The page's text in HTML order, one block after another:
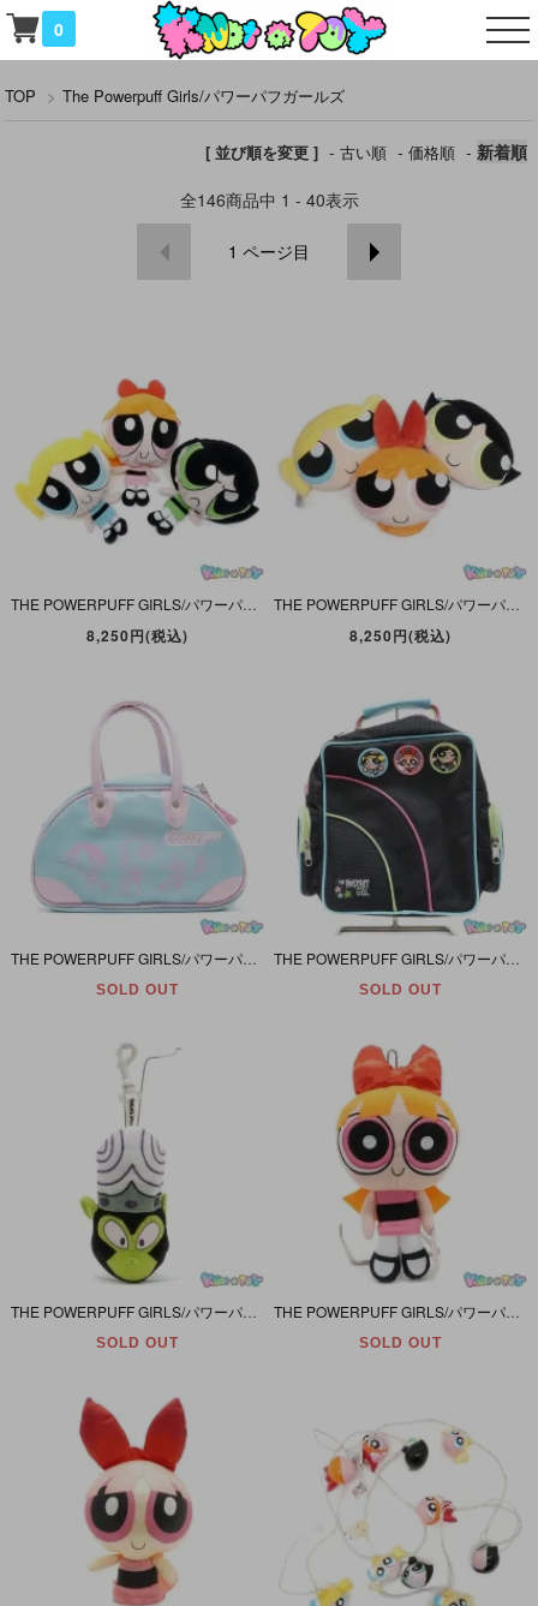
0
TOP > The Powerpuff Girls/パワーパフガールズ
[ 並び順を変更 ] - 古い順 - 価格順 - 新着順
全146商品中 1 - 40表示
1 ページ目
THE POWERPUFF GIRLS/パワーパフガールズ・SEGA TOYS/セガトイズ・ポンポンフレンズ・鈴入りぬいぐるみ・ブロッサム＆バブルス＆バターカップセット・2001年・紐/ゴム欠品
8,250円(税込) 8,250円(税込)
THE POWERPUFF GIRLS/パワーパフガールズ・Sony Creative Products/ソニー・ミニボストンM・3人サックス・Bag/バッグ・紙タグ付き・2002年
SOLD OUT SOLD OUT
THE POWERPUFF GIRLS/パワーパフガールズ・Scholastic・ぬいぐるみ＋絵本＋クリップ 「Teacher's Pet/ティーチャーズペット・Mojo Jojo/モジョ・ジョジョ」
SOLD OUT SOLD OUT